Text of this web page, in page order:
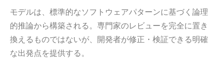
モデルは、標準的なソフトウェアパターンに基づく論理
的推論から構築される。専門家のレビューを完全に置き
換えるものではないが、開発者が修正・検証できる明確
な出発点を提供する。